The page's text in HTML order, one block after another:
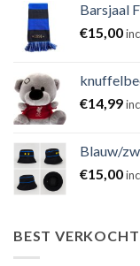
Barsjaal
€15,00
€14,99
Blauw/
€15,00
BEST VERKOCHT